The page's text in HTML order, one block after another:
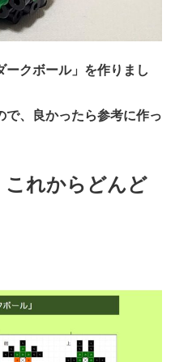
クボール」を作りまし
、良かったら参考に作っ
れからどんど